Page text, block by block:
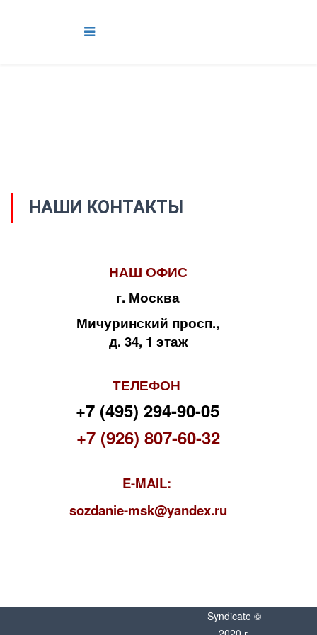
НАШИ КОНТАКТЫ
НАШ ОФИС
г. Москва
Мичуринский просп.,
д. 34, 1 этаж
ТЕЛЕФОН
+7 (495) 294-90-05
+7 (926) 807-60-32
E-MAIL:
sozdanie-msk@yandex.ru
Syndicate ©